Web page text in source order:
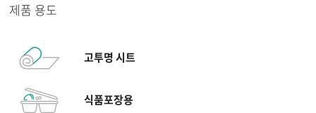
제품 용도
고투명 시트
식품포장용